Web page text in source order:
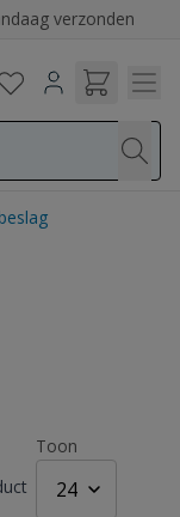
verzonden
Toon